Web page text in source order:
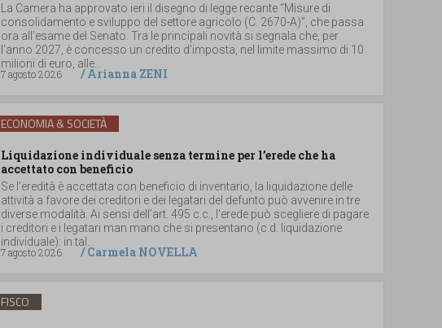
La Camera ha approvato ieri il disegno di legge recante “Misure di
consolidamento e sviluppo del settore agricolo (C. 2670-A)”, che passa
ora all’esame del Senato. Tra le principali novità si segnala che, per
l’anno 2027, è concesso un credito d’imposta, nel limite massimo di 10
milioni di euro, alle...
7 agosto 2026
/Arianna ZENI
ECONOMIA & SOCIETÀ
Liquidazione individuale senza termine per l’erede che ha
accettato con beneficio
Se l’eredità è accettata con beneficio di inventario, la liquidazione delle
attività a favore dei creditori e dei legatari del defunto può avvenire in tre
diverse modalità. Ai sensi dell’art. 495 c.c., l’erede può scegliere di pagare
i creditori e i legatari man mano che si presentano (c.d. liquidazione
individuale): in tal...
7 agosto 2026
/Carmela NOVELLA
FISCO